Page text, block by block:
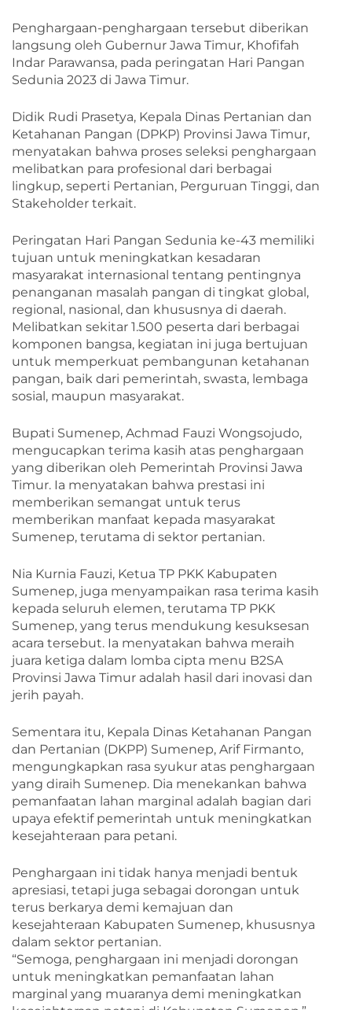
Penghargaan-penghargaan tersebut diberikan
langsung oleh Gubernur Jawa Timur, Khofifah
Indar Parawansa, pada peringatan Hari Pangan
Sedunia 2023 di Jawa Timur.
Didik Rudi Prasetya, Kepala Dinas Pertanian dan
Ketahanan Pangan (DPKP) Provinsi Jawa Timur,
menyatakan bahwa proses seleksi penghargaan
melibatkan para profesional dari berbagai
lingkup, seperti Pertanian, Perguruan Tinggi, dan
Stakeholder terkait.
Peringatan Hari Pangan Sedunia ke-43 memiliki
tujuan untuk meningkatkan kesadaran
masyarakat internasional tentang pentingnya
penanganan masalah pangan di tingkat global,
regional, nasional, dan khususnya di daerah.
Melibatkan sekitar 1.500 peserta dari berbagai
komponen bangsa, kegiatan ini juga bertujuan
untuk memperkuat pembangunan ketahanan
pangan, baik dari pemerintah, swasta, lembaga
sosial, maupun masyarakat.
Bupati Sumenep, Achmad Fauzi Wongsojudo,
mengucapkan terima kasih atas penghargaan
yang diberikan oleh Pemerintah Provinsi Jawa
Timur. Ia menyatakan bahwa prestasi ini
memberikan semangat untuk terus
memberikan manfaat kepada masyarakat
Sumenep, terutama di sektor pertanian.
Nia Kurnia Fauzi, Ketua TP PKK Kabupaten
Sumenep, juga menyampaikan rasa terima kasih
kepada seluruh elemen, terutama TP PKK
Sumenep, yang terus mendukung kesuksesan
acara tersebut. Ia menyatakan bahwa meraih
juara ketiga dalam lomba cipta menu B2SA
Provinsi Jawa Timur adalah hasil dari inovasi dan
jerih payah.
Sementara itu, Kepala Dinas Ketahanan Pangan
dan Pertanian (DKPP) Sumenep, Arif Firmanto,
mengungkapkan rasa syukur atas penghargaan
yang diraih Sumenep. Dia menekankan bahwa
pemanfaatan lahan marginal adalah bagian dari
upaya efektif pemerintah untuk meningkatkan
kesejahteraan para petani.
Penghargaan ini tidak hanya menjadi bentuk
apresiasi, tetapi juga sebagai dorongan untuk
terus berkarya demi kemajuan dan
kesejahteraan Kabupaten Sumenep, khususnya
dalam sektor pertanian.
“Semoga, penghargaan ini menjadi dorongan
untuk meningkatkan pemanfaatan lahan
marginal yang muaranya demi meningkatkan